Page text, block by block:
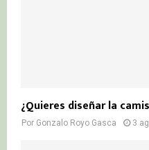
¿Quieres diseñar la
Por Gonzalo Royo Gasca 3